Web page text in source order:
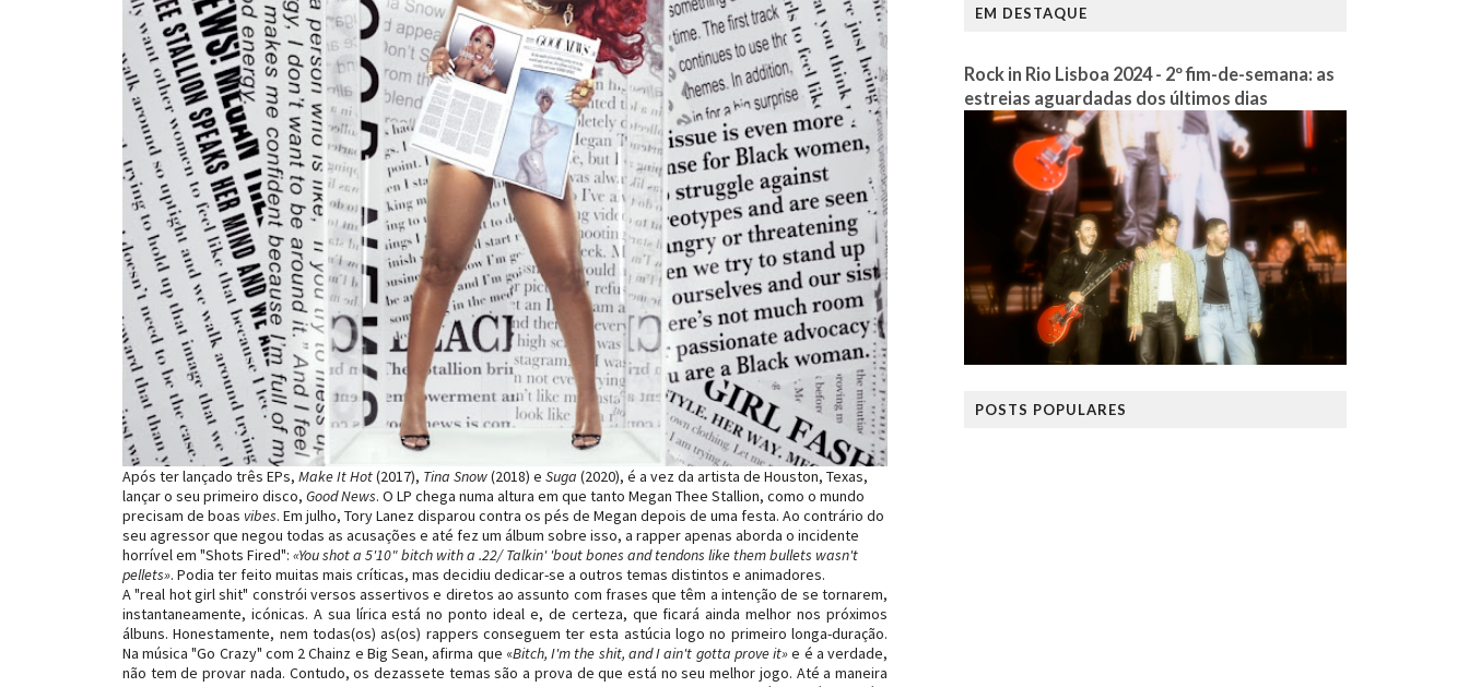
Após ter lançado três EPs, Make It Hot(2017), Tina Snow(2018) e Suga (2020), é a vez da artista de Houston, Texas,
lançar o seu primeiro disco, Good News. O LP chega numa altura em que tanto Megan Thee Stallion, como o mundo
precisam de boas vibes. Em julho, Tory Lanez disparou contra os pés de Megan depois de uma festa. Ao contrário do
seu agressor que negou todas as acusações e até fez um álbum sobre isso, a rapper apenas aborda o incidente
horrível em "Shots Fired": «You shot a 5'10" bitch with a .22/ Talkin' 'bout bones and tendons like them bullets wasn't
pellets». Podia ter feito muitas mais críticas, mas decidiu dedicar-se a outros temas distintos e animadores.
A "real hot girl shit" constrói versos assertivos e diretos ao assunto com frases que têm a intenção de se tornarem,
instantaneamente, icónicas. A sua lírica está no ponto ideal e, de certeza, que ficará ainda melhor nos próximos
álbuns. Honestamente, nem todas(os) as(os) rappers conseguem ter esta astúcia logo no primeiro longa-duração.
Na música "Go Crazy" com 2 Chainz e Big Sean, afirma que «Bitch, I'm the shit, and I ain't gotta prove it»e é a verdade,
não tem de provar nada. Contudo, os dezassete temas são a prova de que está no seu melhor jogo. Até a maneira
EM DESTAQUE
Rock in Rio Lisboa 2024 - 2º fim-de-semana: as
estreias aguardadas dos últimos dias
POSTS POPULARES